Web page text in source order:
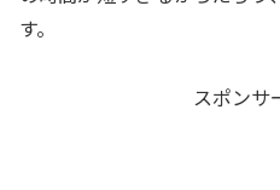
す。
スポンサ